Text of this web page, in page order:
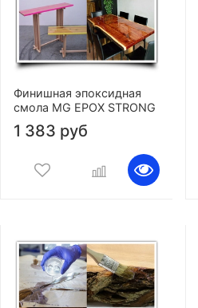
Финишная эпоксидная
смола MG EPOX STRONG
1 383 руб